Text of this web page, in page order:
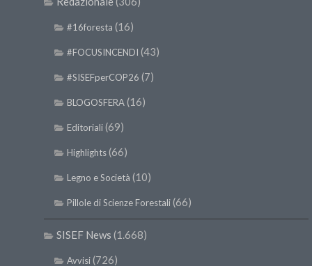
#16foresta (16)
#FOCUSINCENDI (43)
#SISEFperCOP26 (7)
BLOGOSFERA (16)
Editoriali(69)
Highlights(66)
Legno e Società (10)
Pillole di Scienze Forestali(66)
SISEF News (1.668)
Avvisi(726)